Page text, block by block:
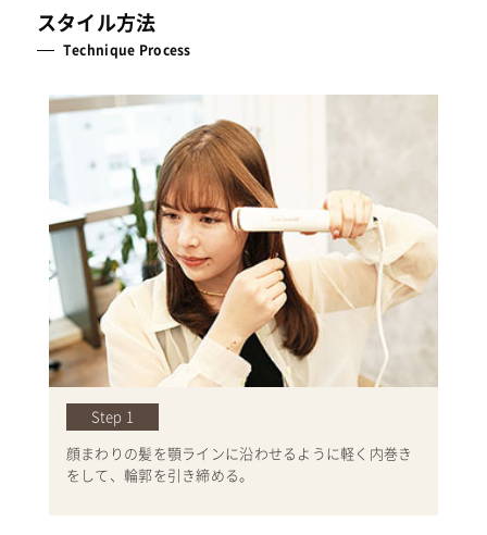
スタイル方法
Technique Process
Step 1
顔まわりの髪を顎ラインに沿わせるように軽く内巻き
をして、輪郭を引き締める。